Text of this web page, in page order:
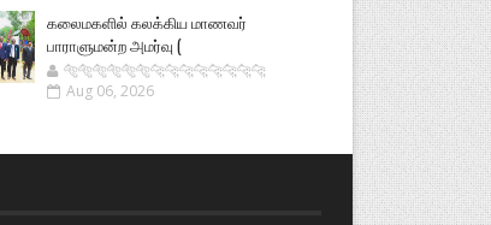
கலைமகளில் கலக்கிய மாணவர்
பாராளுமன்ற அமர்வு (
🐅🐅🐅🐅🐅🐅🐆🐆🐆🐆🐆🐆🐆🐆
Aug 06, 2026